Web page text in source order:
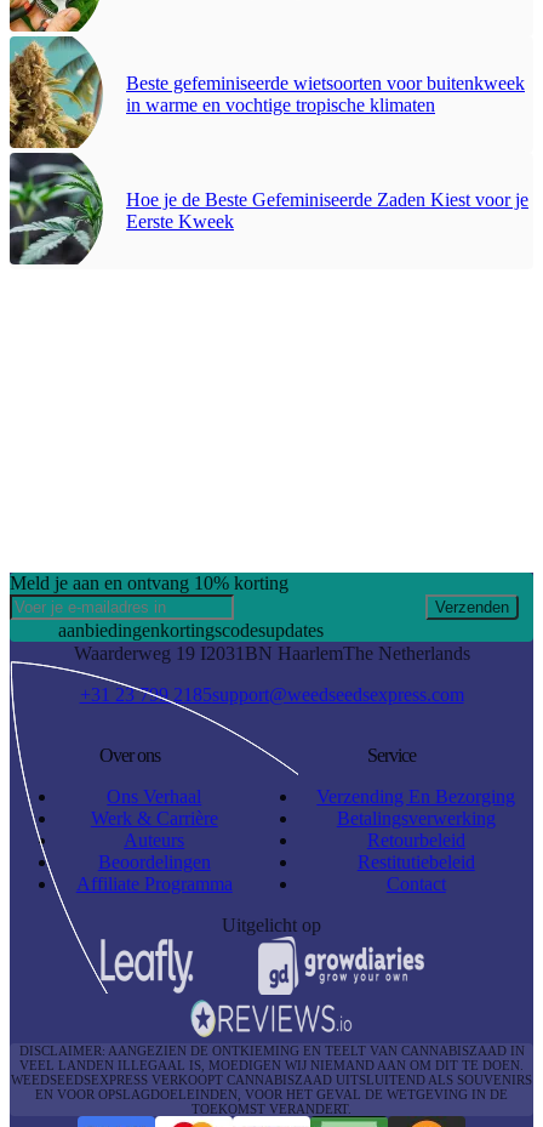
Beste gefeminiseerde wietsoorten voor buitenkweek
in warme en vochtige tropische klimaten
Hoe je de Beste Gefeminiseerde Zaden Kiest voor je
Eerste Kweek
Meld je aan en ontvang 10% korting
Verzenden
aanbiedingenkortingscodesupdates
Waarderweg 19 I2031BN HaarlemThe Netherlands
+31 23 799 2185support@weedseedsexpress.com
Over ons
Ons Verhaal
Werk & Carrière
Auteurs
Beoordelingen
Affiliate Programma
Service
Verzending En Bezorging
Betalingsverwerking
Retourbeleid
Restitutiebeleid
Contact
Uitgelicht op
DISCLAIMER: AANGEZIEN DE ONTKIEMING EN TEELT VAN CANNABISZAAD IN
VEEL LANDEN ILLEGAAL IS, MOEDIGEN WIJ NIEMAND AAN OM DIT TE DOEN.
WEEDSEEDSEXPRESS VERKOOPT CANNABISZAAD UITSLUITEND ALS SOUVENIRS
EN VOOR OPSLAGDOELEINDEN, VOOR HET GEVAL DE WETGEVING IN DE
TOEKOMST VERANDERT.